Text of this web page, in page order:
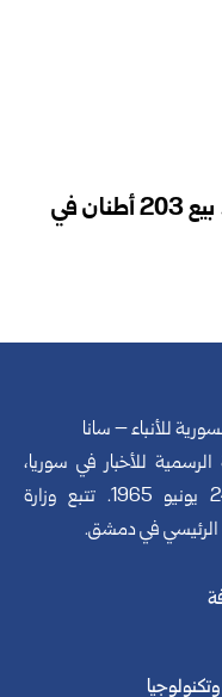
ضمن المقنن العلفي الإسعافي… بيع 203 أطنان في
للأنباء – سانا
الرسمية للأخبار في سوريا،
تأسست في 24 يونيو 1965. تتبع وزارة
الرئيسي في دمشق.